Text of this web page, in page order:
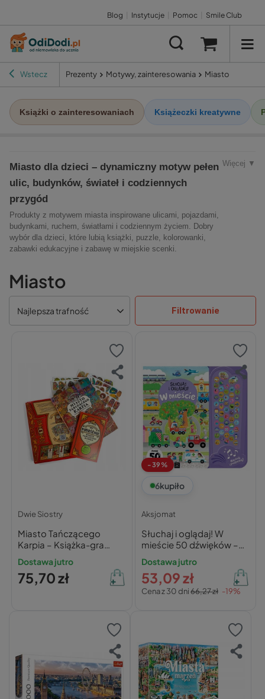
Blog Instytucje Pomoc Smile Club
Wstecz Prezenty Motywy, zainteresowania Miasto
Książki o zainteresowaniach Książeczki kreatywne
Miasto dla dzieci – dynamiczny motyw pełen
ulic, budynków, świateł i codziennych
przygód
Produkty z motywem miasta inspirowane ulicami, pojazdami,
budynkami, ruchem, światłami i codziennym życiem. Dobry
wybór dla dzieci, które lubią książki, puzzle, kolorowanki,
zabawki edukacyjne i zabawę w miejskie scenki.
Więcej ▼
Miasto
Najlepsza trafność Filtrowanie
Dwie Siostry
Miasto Tańczącego
Karpia – Książka-gra
paragrafowa i
wyszukiwanka dla dzieci
8+
Dostawa jutro
75,70 zł
-39%
6kupiło
Aksjomat
Słuchaj i oglądaj! W
mieście 50 dźwięków –
Anna Podgórska
Dostawa jutro
Cena z 30 dni66,27 zł -19%
53,09 zł